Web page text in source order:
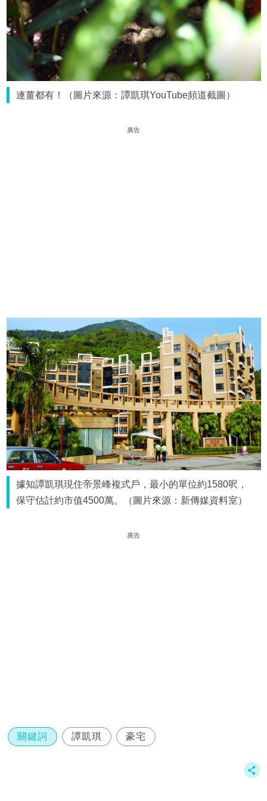
連薑都有！（圖片來源：譚凱琪YouTube頻道截圖）
廣告
據知譚凱琪現住帝景峰複式戶，最小的單位約1580呎，
保守估計約市值4500萬。（圖片來源：新傳媒資料室）
廣告
關鍵詞 譚凱琪 豪宅